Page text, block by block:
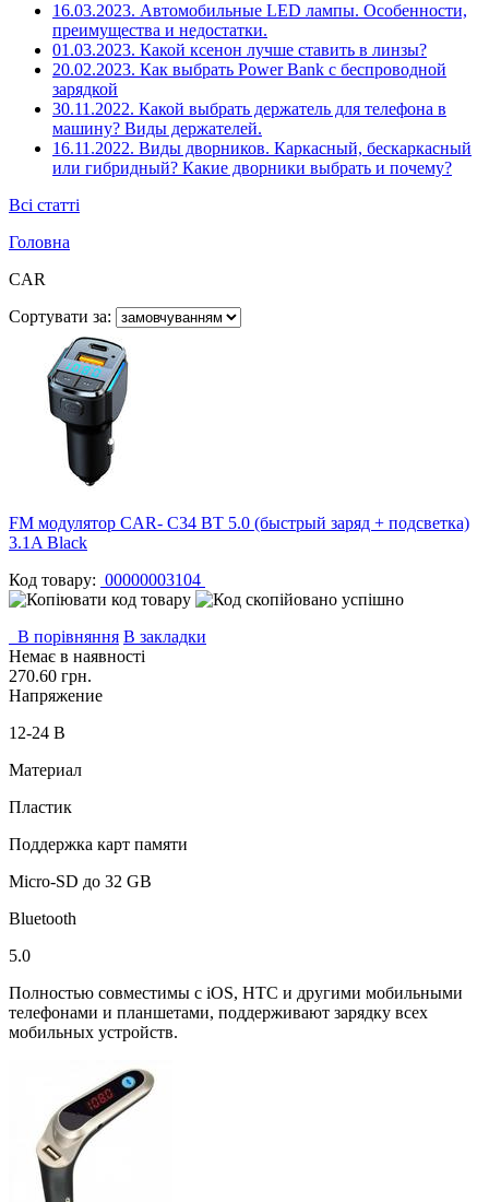
16.03.2023. Автомобильные LED лампы. Особенности,
преимущества и недостатки.
01.03.2023. Какой ксенон лучше ставить в линзы?
20.02.2023. Как выбрать Power Bank с беспроводной
зарядкой
30.11.2022. Какой выбрать держатель для телефона в
машину? Виды держателей.
16.11.2022. Виды дворников. Каркасный, бескаркасный
или гибридный? Какие дворники выбрать и почему?
Всі статті
Головна
CAR
Сортувати за:
FM модулятор CAR- C34 BT 5.0 (быстрый заряд + подсветка)
3.1A Black
Код товару: 00000003104
В порівняння В закладки
Немає в наявності
270.60 грн.
Напряжение
12-24 В
Материал
Пластик
Поддержка карт памяти
Micro-SD до 32 GB
Bluetooth
5.0
Полностью совместимы с iOS, HTC и другими мобильными
телефонами и планшетами, поддерживают зарядку всех
мобильных устройств.